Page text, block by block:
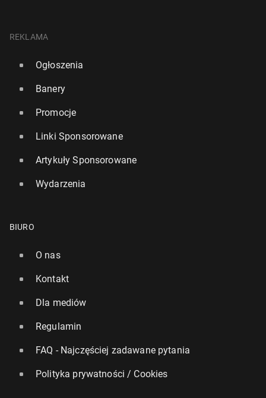
REKLAMA
Ogłoszenia
Banery
Promocje
Linki Sponsorowane
Artykuły Sponsorowane
Wydarzenia
BIURO
O nas
Kontakt
Dla mediów
Regulamin
FAQ - Najczęściej zadawane pytania
Polityka prywatności / Cookies